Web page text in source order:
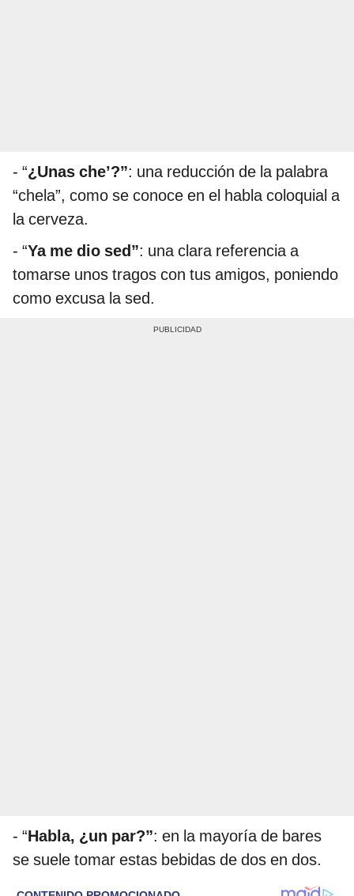
- “¿Unas che’?”: una reducción de la palabra
“chela”, como se conoce en el habla coloquial a
la cerveza.
- “Ya me dio sed”: una clara referencia a
tomarse unos tragos con tus amigos, poniendo
como excusa la sed.
- “Habla, ¿un par?”: en la mayoría de bares
se suele tomar estas bebidas de dos en dos.